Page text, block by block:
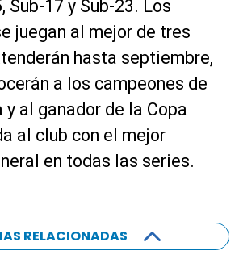
Sub-17 y Sub-23. Los
juegan al mejor de tres
hasta septiembre,
a los campeones de
al ganador de la Copa
al club con el mejor
en todas las series.
RELACIONADAS